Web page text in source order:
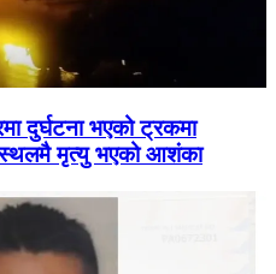
दुर्घटना भएको ट्रकमा
मृत्यु भएको आशंका